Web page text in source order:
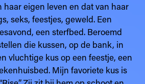
eigen leven en dat van haar
seks, feestjes, geweld. Een
een sterfbed. Beroemd
die kussen, op de bank, in
vluchtige kus op een feestje, een
Mijn favoriete kus is